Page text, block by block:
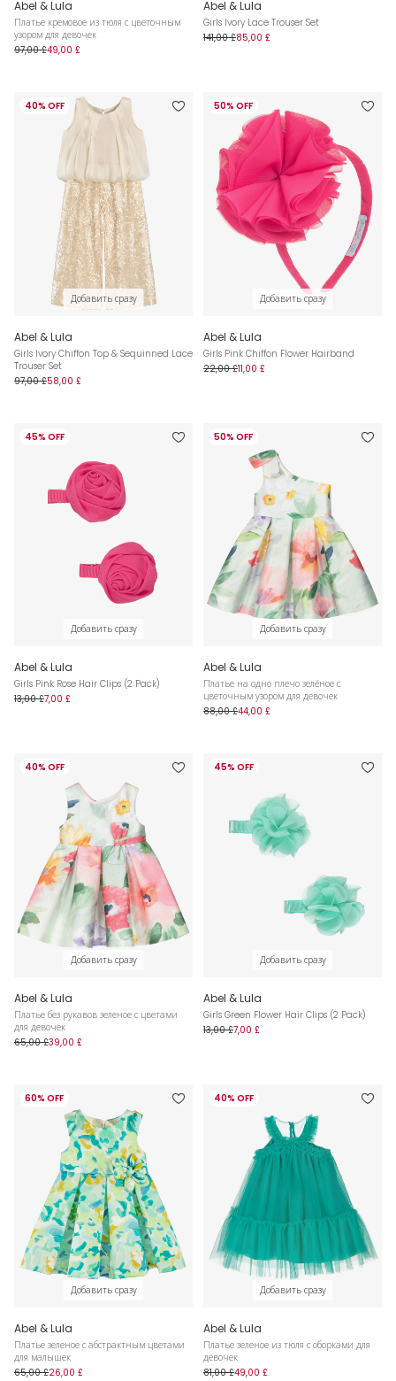
Abel & Lula
Платье кремовое из тюля с цветочным
узором для девочек
97,00 £49,00 £
Abel & Lula
Girls Ivory Lace Trouser Set
141,00 £85,00 £
40% OFF
Добавить сразу
Abel & Lula
Girls Ivory Chiffon Top & Sequinned Lace
Trouser Set
97,00 £58,00 £
50% OFF
Добавить сразу
Abel & Lula
Girls Pink Chiffon Flower Hairband
22,00 £11,00 £
45% OFF
Добавить сразу
Abel & Lula
Girls Pink Rose Hair Clips (2 Pack)
13,00 £7,00 £
50% OFF
Добавить сразу
Abel & Lula
Платье на одно плечо зелёное с
цветочным узором для девочек
88,00 £44,00 £
40% OFF
Добавить сразу
Abel & Lula
Платье без рукавов зеленое с цветами
для девочек
65,00 £39,00 £
45% OFF
Добавить сразу
Abel & Lula
Girls Green Flower Hair Clips (2 Pack)
13,00 £7,00 £
60% OFF
Добавить сразу
Abel & Lula
Платье зеленое с абстрактным цветами
для малышек
65,00 £26,00 £
40% OFF
Добавить сразу
Abel & Lula
Платье зеленое из тюля с оборками для
девочек
81,00 £49,00 £